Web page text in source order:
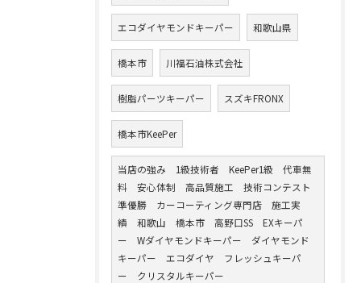
エコダイヤモンドキーパー 和歌山県
橋本市 川福石油株式会社
樹脂パーツキーパー スズキFRONX
橋本市KeePer
当店の強み 1級技術者 KeePer1級 代車無
料 安心体制 高品質施工 技術コンテスト
準優勝 カーコーティング専門店 施工実
績 和歌山 橋本市 高野口SS EXキーパ
ー Wダイヤモンドキーパー ダイヤモンド
キーパー エコダイヤ フレッシュキーパ
ー クリスタルキーパー